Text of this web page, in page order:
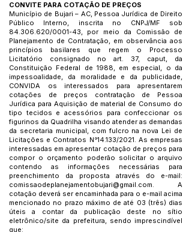
CONVITE PARA COTAÇÃO DE PREÇOS
Município de Bujari – AC, Pessoa Jurídica de Direito
Público Interno, inscrita no CNPJ/MF sob
84.306.620/0001-43, por meio da Comissão de
Planejamento de Contratação, em observância aos
princípios basilares que regem o Processo
Licitatório consignado no art. 37, caput, da
Constituição Federal de 1988, em especial, o da
impessoalidade, da moralidade e da publicidade,
CONVIDA os interessados para apresentarem
cotações de preços contratação de Pessoa
Jurídica para Aquisição de material de Consumo do
tipo tecidos e acessórios para confeccionar os
figurinos da Quadrilha visando atender as demandas
da secretaria municipal, com fulcro na nova Lei de
Licitações e Contratos N°14.133/2021. As empresas
interessadas em apresentar cotação de preços para
compor o orçamento poderão solicitar o arquivo
contendo as informações necessárias para
preenchimento da proposta através do e-mail:
comissaodeplanejamentobujari@gmail.com. A
cotação deverá ser encaminhada para o e-mail acima
mencionado no prazo máximo de até 03 (três) dias
úteis a contar da publicação deste no sítio
eletrônico/site da prefeitura, sendo imprescindível
que: